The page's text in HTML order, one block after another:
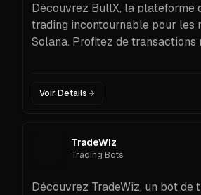
Découvrez BullX, la plateforme
trading incontournable pour les
Solana. Profitez de transactions
Voir Détails
TradeWiz
Trading Bots
Découvrez TradeWiz, un bot de